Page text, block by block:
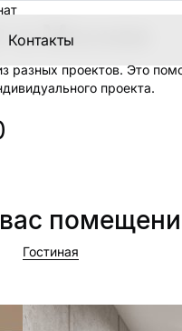
Контакты
Москве
проектов. Это
проекта.
Гостиная